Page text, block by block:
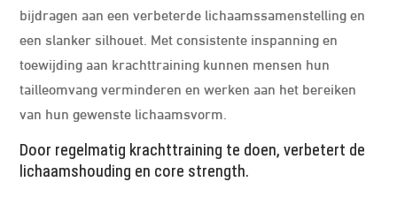
bijdragen aan een verbeterde lichaamssamenstelling en
een slanker silhouet. Met consistente inspanning en
toewijding aan krachttraining kunnen mensen hun
tailleomvang verminderen en werken aan het bereiken
van hun gewenste lichaamsvorm.
Door regelmatig krachttraining te doen, verbetert de
lichaamshouding en core strength.